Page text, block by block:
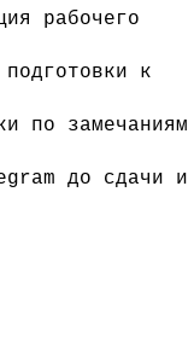
рабочего
к
по замечаниям
до сдачи и